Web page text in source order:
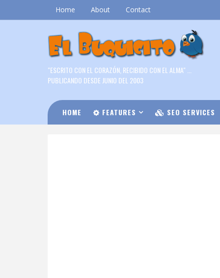
Home About Contact
"ESCRITO CON EL CORAZÓN, RECIBIDO CON EL ALMA" ...
PUBLICANDO DESDE JUNIO DEL 2003
HOME FEATURES SEO SERVICES